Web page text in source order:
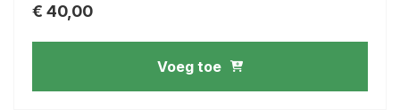
€ 40,00
Voeg toe